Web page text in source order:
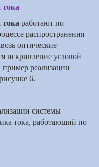
тока
тока работают по
распространения
оптические
искривление угловой
реализации
6.
системы
тока, работающий по